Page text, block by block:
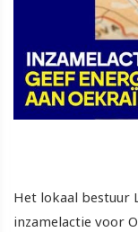
Het lokaal bestuur
inzamelactie voor